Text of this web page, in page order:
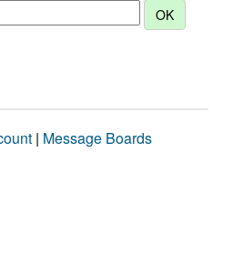
| Message Boards